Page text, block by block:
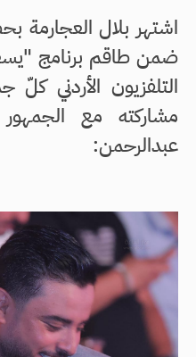
اشتهر بلال العجارمة
ضمن طاقم برنامج
التلفزيون الأردني
مشاركته مع
عبدالرحمن: